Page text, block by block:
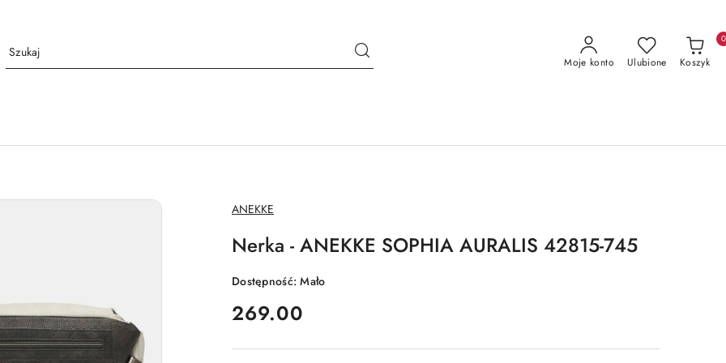
Moje konto Ulubione Koszyk
0
NAZWA
PRODUCENTA:
ANEKKE
Nerka - ANEKKE SOPHIA AURALIS 42815-745
Dostępność:Mało
cena:
269.00